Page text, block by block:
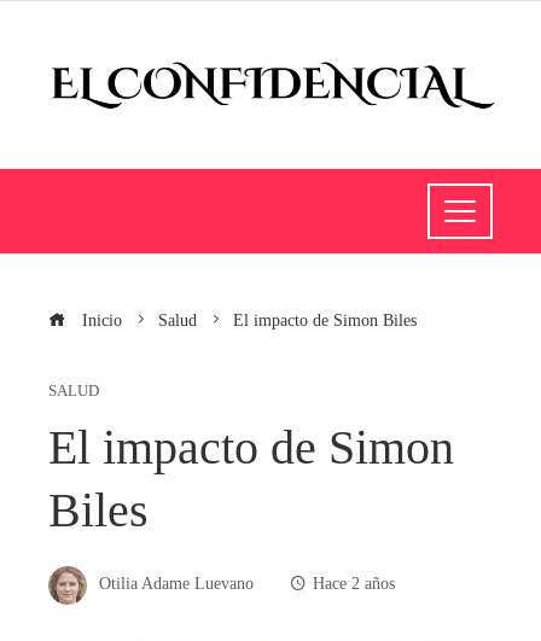
Inicio Salud El impacto de Simon Biles
SALUD
El impacto de Simon
Biles
Otilia Adame Luevano Hace 2 años